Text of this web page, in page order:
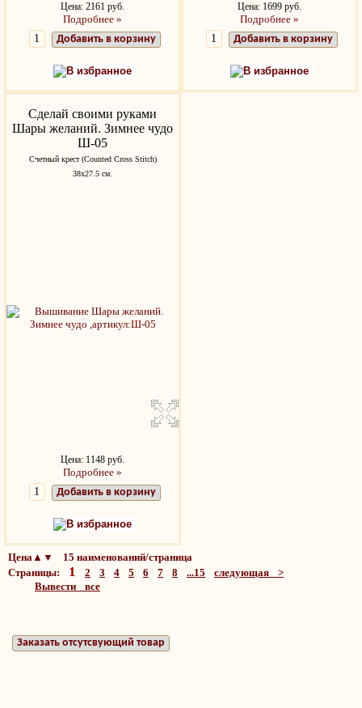
Цена: 2161 руб.
Подробнее »
Добавить в корзину
В избранное
Цена: 1699 руб.
Подробнее »
Добавить в корзину
В избранное
Сделай своими руками
Шары желаний. Зимнее чудо
Ш-05
Счетный крест (Counted Cross Stitch)
38х27.5 см.
Цена: 1148 руб.
Подробнее »
Добавить в корзину
В избранное
Цена▲▼ 15 наименований/страница
Страницы: 1 2 3 4 5 6 7 8 ...15
следующая >
Вывести все
Заказать отсутсвующий товар